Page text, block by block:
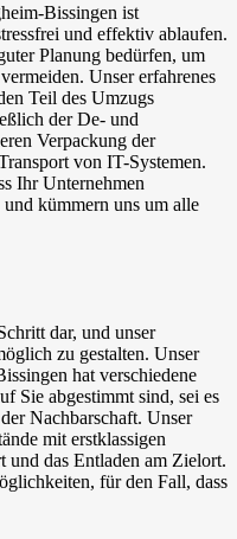
Bissingen⁠ ist
und effektiv ablaufen.
Planung bedürfen, um
Unser erfahrenes
Teil des Umzugs
der De- und
Verpackung der
von IT-Systemen.
Ihr Unternehmen
kümmern uns um alle
dar, und unser
zu gestalten. Unser
hat verschiedene
Sie abgestimmt sind, sei es
Nachbarschaft. Unser
mit erstklassigen
und das Entladen am Zielort.
für den Fall, dass